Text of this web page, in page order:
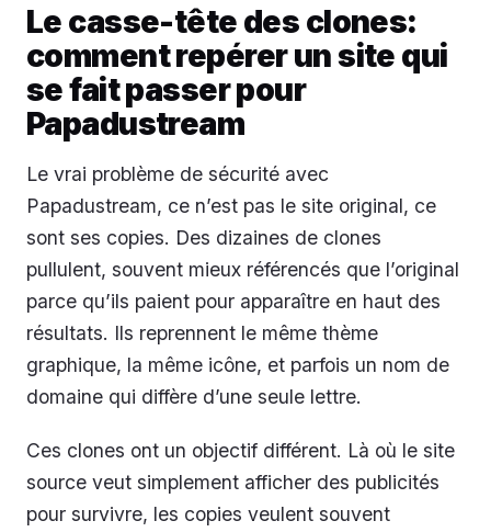
Le casse-tête des clones:
comment repérer un site qui
se fait passer pour
Papadustream
Le vrai problème de sécurité avec
Papadustream, ce n’est pas le site original, ce
sont ses copies. Des dizaines de clones
pullulent, souvent mieux référencés que l’original
parce qu’ils paient pour apparaître en haut des
résultats. Ils reprennent le même thème
graphique, la même icône, et parfois un nom de
domaine qui diffère d’une seule lettre.
Ces clones ont un objectif différent. Là où le site
source veut simplement afficher des publicités
pour survivre, les copies veulent souvent